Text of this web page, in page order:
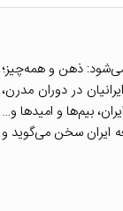
می‌شود: ذهن و همه‌چیز؛
در دوران مدرن،
بیم‌ها و امیدها و…
ایران سخن می‌گوید و